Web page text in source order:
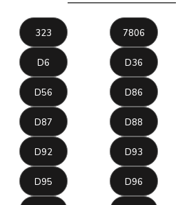
323 7806
D6 D36
D56 D86
D87 D88
D92 D93
D95 D96